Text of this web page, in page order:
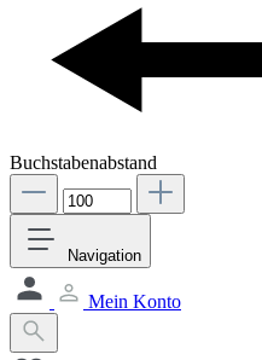
Buchstabenabstand
Navigation
Mein Konto